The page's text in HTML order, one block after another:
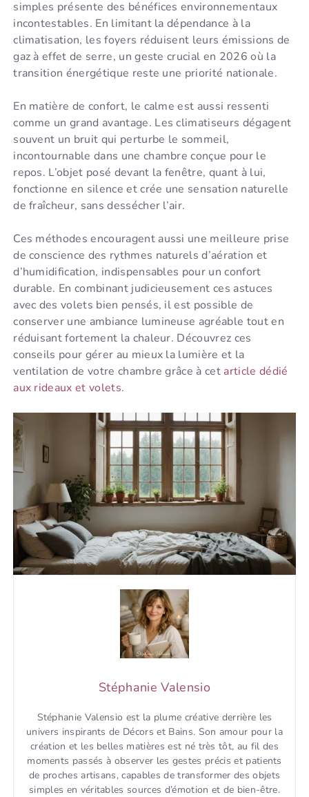
simples présente des bénéfices environnementaux
incontestables. En limitant la dépendance à la
climatisation, les foyers réduisent leurs émissions de
gaz à effet de serre, un geste crucial en 2026 où la
transition énergétique reste une priorité nationale.
En matière de confort, le calme est aussi ressenti
comme un grand avantage. Les climatiseurs dégagent
souvent un bruit qui perturbe le sommeil,
incontournable dans une chambre conçue pour le
repos. L’objet posé devant la fenêtre, quant à lui,
fonctionne en silence et crée une sensation naturelle
de fraîcheur, sans dessécher l’air.
Ces méthodes encouragent aussi une meilleure prise
de conscience des rythmes naturels d’aération et
d’humidification, indispensables pour un confort
durable. En combinant judicieusement ces astuces
avec des volets bien pensés, il est possible de
conserver une ambiance lumineuse agréable tout en
réduisant fortement la chaleur. Découvrez ces
conseils pour gérer au mieux la lumière et la
ventilation de votre chambre grâce à cet article dédié
aux rideaux et volets.
Stéphanie Valensio
Stéphanie Valensio est la plume créative derrière les
univers inspirants de Décors et Bains. Son amour pour la
création et les belles matières est né très tôt, au fil des
moments passés à observer les gestes précis et patients
de proches artisans, capables de transformer des objets
simples en véritables sources d’émotion et de bien-être.